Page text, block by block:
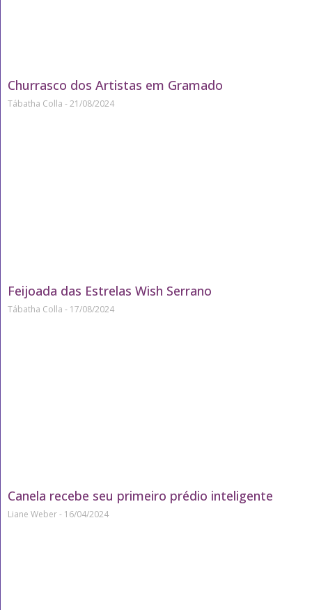
Churrasco dos Artistas em Gramado
Tábatha Colla 21/08/2024
Feijoada das Estrelas Wish Serrano
Tábatha Colla 17/08/2024
Canela recebe seu primeiro prédio inteligente
Liane Weber 16/04/2024